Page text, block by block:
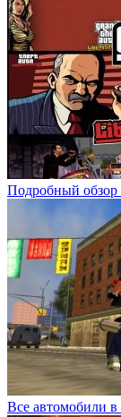
Подробный обзор
Все автомобили